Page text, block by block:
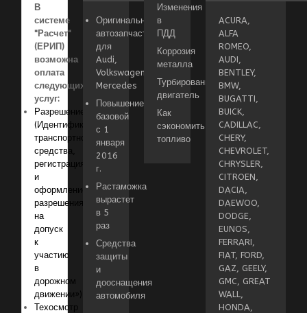
В
системе
"Расчет"
(ЕРИП)
возможна
оплата
следующих
услуг:
Разрешение
(Идентификация
транспортного
средства,
регистрация
и
оформление
разрешения
на
допуск
к
участию
в
дорожном
движении»)
Техосмотр
Оригинальные
автозапчасти
для
Audi,
Volkswagen,
Mercedes
Повышение
базовой
с 1
января
2016
г.
Растаможка
вырастет
в 5
раз
Средства
защиты
и
дооснащения
автомобиля
Изменения
в
ПДД
Коррозия
металла
Турбированный
двигатель
Как
сэкономить
топливо
ACURA,
ALFA
ROMEO,
AUDI,
BENTLEY,
BMW,
BUGATTI,
BUICK,
CADILLAC,
CHERY,
CHEVROLET,
CHRYSLER,
CITROEN,
DACIA,
DAEWOO,
DODGE,
EUNOS,
FERRARI,
FIAT, FORD,
GAZ, GEELY,
GMC, GREAT
WALL,
HONDA,